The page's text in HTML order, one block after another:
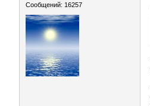
Сообщений: 16257